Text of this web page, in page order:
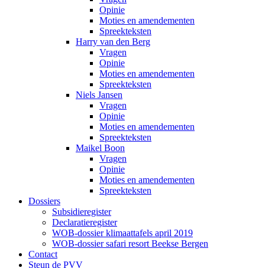
Opinie
Moties en amendementen
Spreekteksten
Harry van den Berg
Vragen
Opinie
Moties en amendementen
Spreekteksten
Niels Jansen
Vragen
Opinie
Moties en amendementen
Spreekteksten
Maikel Boon
Vragen
Opinie
Moties en amendementen
Spreekteksten
Dossiers
Subsidieregister
Declaratieregister
WOB-dossier klimaattafels april 2019
WOB-dossier safari resort Beekse Bergen
Contact
Steun de PVV